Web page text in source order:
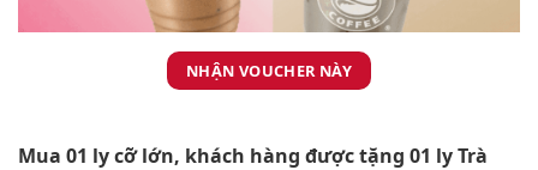
NHẬN VOUCHER NÀY
Mua 01 ly cỡ lớn, khách hàng được tặng 01 ly Trà